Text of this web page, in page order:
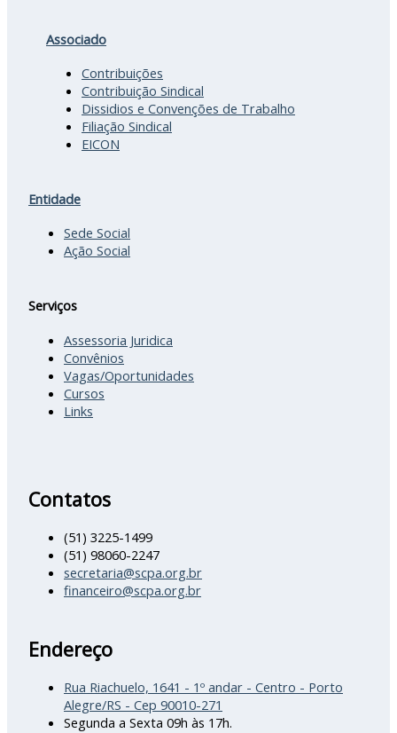
Associado
Contribuições
Contribuição Sindical
Dissidios e Convenções de Trabalho
Filiação Sindical
EICON
Entidade
Sede Social
Ação Social
Serviços
Assessoria Juridica
Convênios
Vagas/Oportunidades
Cursos
Links
Contatos
(51) 3225-1499
(51) 98060-2247
secretaria@scpa.org.br
financeiro@scpa.org.br
Endereço
Rua Riachuelo, 1641 - 1º andar - Centro - Porto
Alegre/RS - Cep 90010-271
Segunda a Sexta 09h às 17h.